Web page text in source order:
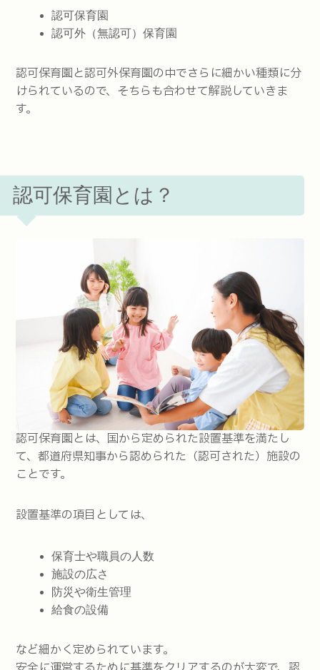
認可保育園
認可外（無認可）保育園
認可保育園と認可外保育園の中でさらに細かい種類に分
けられているので、そちらも合わせて解説していきま
す。
認可保育園とは？
認可保育園とは、国から定められた設置基準を満たし
て、都道府県知事から認められた（認可された）施設の
ことです。
設置基準の項目としては、
保育士や職員の人数
施設の広さ
防災や衛生管理
給食の設備
など細かく定められています。